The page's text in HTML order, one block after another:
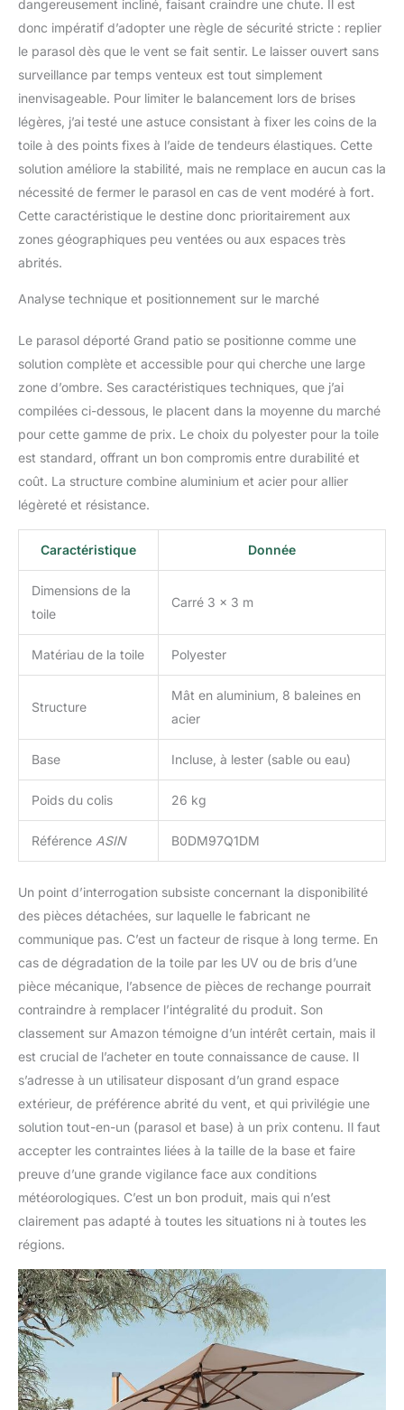
dangereusement incliné, faisant craindre une chute. Il est
donc impératif d’adopter une règle de sécurité stricte : replier
le parasol dès que le vent se fait sentir. Le laisser ouvert sans
surveillance par temps venteux est tout simplement
inenvisageable. Pour limiter le balancement lors de brises
légères, j’ai testé une astuce consistant à fixer les coins de la
toile à des points fixes à l’aide de tendeurs élastiques. Cette
solution améliore la stabilité, mais ne remplace en aucun cas la
nécessité de fermer le parasol en cas de vent modéré à fort.
Cette caractéristique le destine donc prioritairement aux
zones géographiques peu ventées ou aux espaces très
abrités.
Analyse technique et positionnement sur le marché
Le parasol déporté Grand patio se positionne comme une
solution complète et accessible pour qui cherche une large
zone d’ombre. Ses caractéristiques techniques, que j’ai
compilées ci-dessous, le placent dans la moyenne du marché
pour cette gamme de prix. Le choix du polyester pour la toile
est standard, offrant un bon compromis entre durabilité et
coût. La structure combine aluminium et acier pour allier
légèreté et résistance.
Caractéristique Donnée
Dimensions de la
toile
Carré 3 x 3 m
Matériau de la toile Polyester
Structure
Mât en aluminium, 8 baleines en
acier
Base Incluse, à lester (sable ou eau)
Poids du colis 26 kg
Référence ASIN B0DM97Q1DM
Un point d’interrogation subsiste concernant la disponibilité
des pièces détachées, sur laquelle le fabricant ne
communique pas. C’est un facteur de risque à long terme. En
cas de dégradation de la toile par les UV ou de bris d’une
pièce mécanique, l’absence de pièces de rechange pourrait
contraindre à remplacer l’intégralité du produit. Son
classement sur Amazon témoigne d’un intérêt certain, mais il
est crucial de l’acheter en toute connaissance de cause. Il
s’adresse à un utilisateur disposant d’un grand espace
extérieur, de préférence abrité du vent, et qui privilégie une
solution tout-en-un (parasol et base) à un prix contenu. Il faut
accepter les contraintes liées à la taille de la base et faire
preuve d’une grande vigilance face aux conditions
météorologiques. C’est un bon produit, mais qui n’est
clairement pas adapté à toutes les situations ni à toutes les
régions.